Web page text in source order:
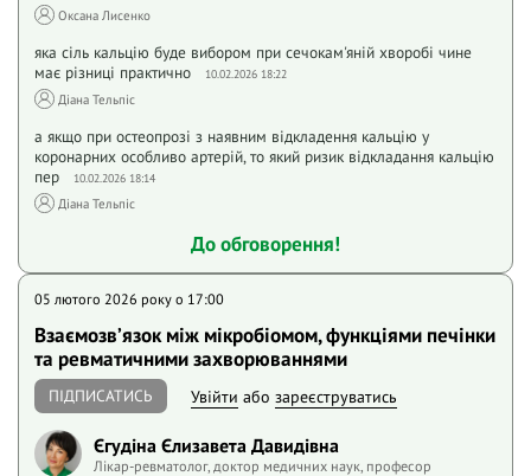
Оксана Лисенко
яка сіль кальцію буде вибором при сечокам'яній хворобі чине
має різниці практично
10.02.2026 18:22
Діана Тельпіс
а якщо при остеопрозі з наявним відкладення кальцію у
коронарних особливо артерій, то який ризик відкладання кальцію
пер
10.02.2026 18:14
Діана Тельпіс
До обговорення!
05 лютого 2026 року o 17:00
Взаємозвʼязок між мікробіомом, функціями печінки
та ревматичними захворюваннями
ПІДПИСАТИСЬ Увійти або зареєструватись
Єгудіна Єлизавета Давидівна
Лікар-ревматолог, доктор медичних наук, професор